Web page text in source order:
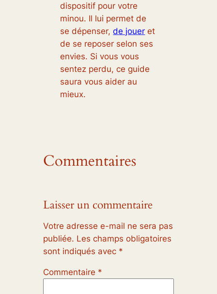
dispositif pour votre
minou. Il lui permet de
se dépenser,de jouer et
de se reposer selon ses
envies. Si vous vous
sentez perdu, ce guide
saura vous aider au
mieux.
Commentaires
Laisser un commentaire
Votre adresse e-mail ne sera pas
publiée. Les champs obligatoires
sont indiqués avec *
Commentaire *